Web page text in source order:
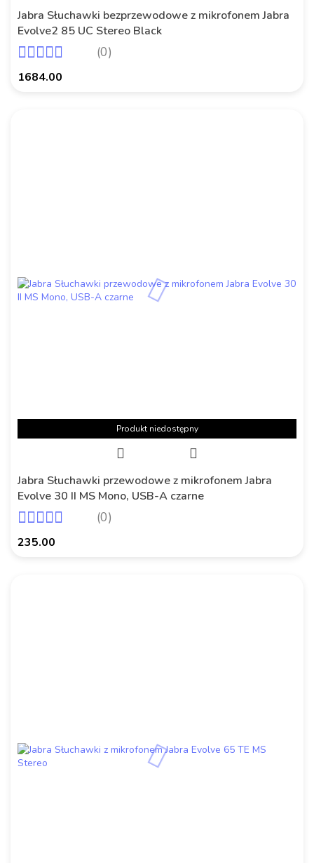
Jabra Słuchawki bezprzewodowe z mikrofonem Jabra
Evolve2 85 UC Stereo Black
(0)
1684.00
Produkt niedostępny
Jabra Słuchawki przewodowe z mikrofonem Jabra
Evolve 30 II MS Mono, USB-A czarne
(0)
235.00